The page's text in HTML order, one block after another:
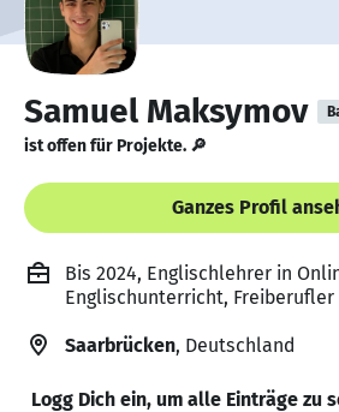
Samuel Maksymov
ist offen für Projekte. 🔎
Ganzes Profil
Bis 2024, Englischlehrer in
Englischunterricht, Freiberufler
Saarbrücken, Deutschland
Logg Dich ein, um alle Einträge zu